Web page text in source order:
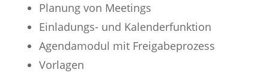
Planung von Meetings
Einladungs- und Kalenderfunktion
Agendamodul mit Freigabeprozess
Vorlagen